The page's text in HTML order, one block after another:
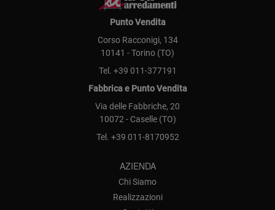
Punto Vendita
Corso Racconigi, 134
10141 - Torino (TO)
Tel. +39 011-377191
Fabbrica e Punto Vendita
Via delle Fabbriche, 20
10072 - Caselle (TO)
Tel. +39 011-8170952
AZIENDA
Chi Siamo
Realizzazioni